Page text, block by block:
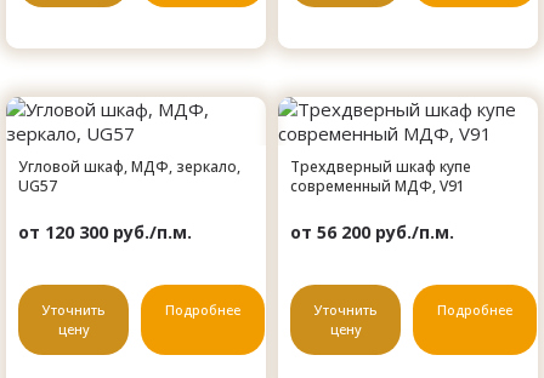
Угловой шкаф, МДФ, зеркало,
UG57
от 120 300 руб./п.м.
Уточнить
цену
Подробнее
Трехдверный шкаф купе
современный МДФ, V91
от 56 200 руб./п.м.
Уточнить
цену
Подробнее